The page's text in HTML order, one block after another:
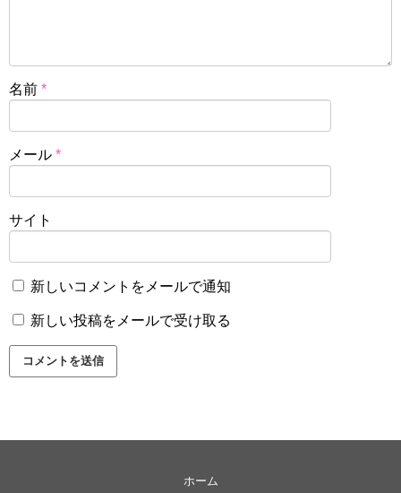
名前 *
メール *
サイト
新しいコメントをメールで通知
新しい投稿をメールで受け取る
ホーム